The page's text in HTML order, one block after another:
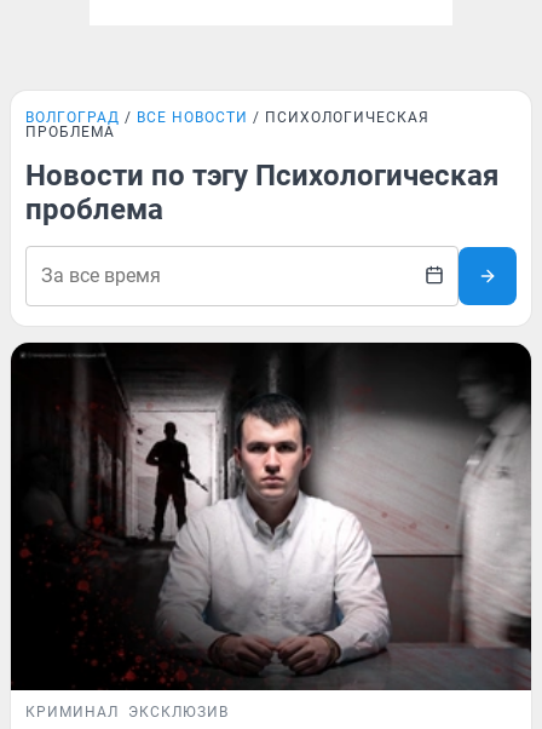
ВОЛГОГРАД ВСЕ НОВОСТИ
ПСИХОЛОГИЧЕСКАЯ
ПРОБЛЕМА
Новости по тэгу Психологическая
проблема
КРИМИНАЛ ЭКСКЛЮЗИВ